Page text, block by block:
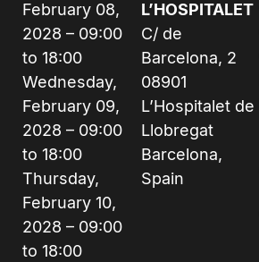
February 08,
2028 – 09:00
to 18:00
Wednesday,
February 09,
2028 – 09:00
to 18:00
Thursday,
February 10,
2028 – 09:00
to 18:00
L’HOSPITALET
C/ de
Barcelona, 2
08901
L’Hospitalet de
Llobregat
Barcelona,
Spain